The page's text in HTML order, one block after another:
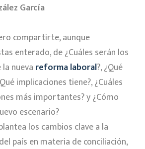
García
compartirte, aunque
enterado, de ¿Cuáles serán los
nueva reforma laboral?, ¿Qué
implicaciones tiene?, ¿Cuáles
más importantes? y ¿Cómo
escenario?
los cambios clave a la
país en materia de conciliación,